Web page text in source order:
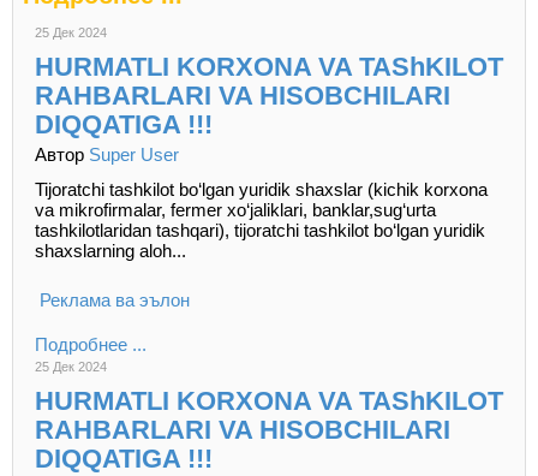
25 Дек 2024
HURMATLI KORXONA VA TAShKILOT
RAHBARLARI VA HISOBCHILARI
DIQQATIGA !!!
Автор Super User
Tijoratchi tashkilot bo‘lgan yuridik shaxslar (kichik korxona
va mikrofirmalar, fermer xo‘jaliklari, banklar,sug‘urta
tashkilotlaridan tashqari), tijoratchi tashkilot bo‘lgan yuridik
shaxslarning aloh...
Реклама ва эълон
Подробнее ...
25 Дек 2024
HURMATLI KORXONA VA TAShKILOT
RAHBARLARI VA HISOBCHILARI
DIQQATIGA !!!